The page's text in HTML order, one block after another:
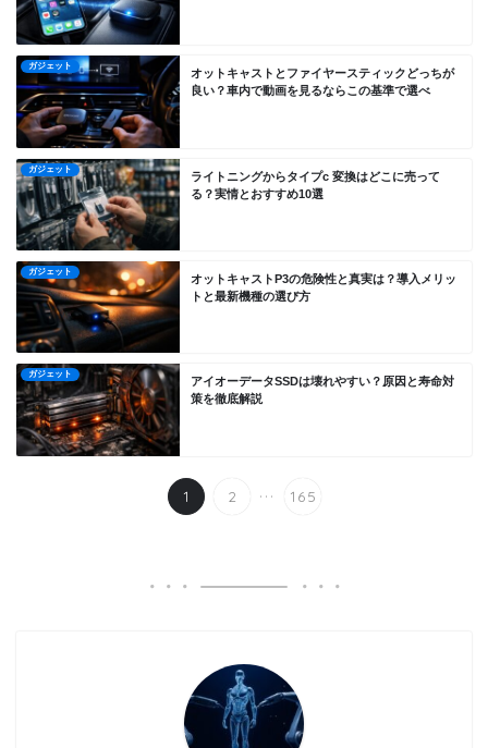
ガジェット
オットキャストとファイヤースティックどっちが
良い？車内で動画を見るならこの基準で選べ
ガジェット
ライトニングからタイプc 変換はどこに売って
る？実情とおすすめ10選
ガジェット
オットキャストP3の危険性と真実は？導入メリッ
トと最新機種の選び方
ガジェット
アイオーデータSSDは壊れやすい？原因と寿命対
策を徹底解説
1 2 ... 165